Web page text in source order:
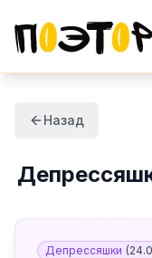
Назад
Депрессяшки (